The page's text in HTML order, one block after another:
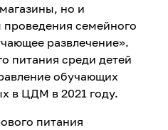
но и
семейного
развлечение».
питания среди детей
обучающих
в ЦДМ в 2021 году.
питания